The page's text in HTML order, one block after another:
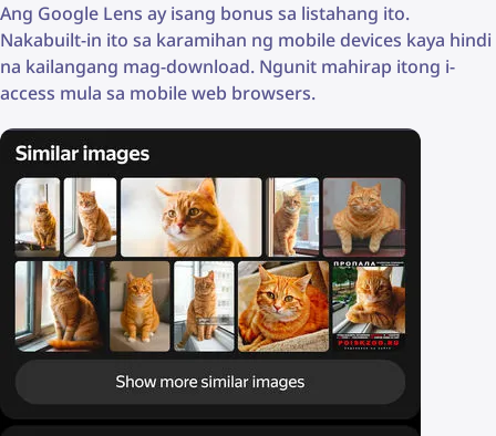
Ang Google Lens ay isang bonus sa listahang ito.
Nakabuilt-in ito sa karamihan ng mobile devices kaya hindi
na kailangang mag-download. Ngunit mahirap itong i-
access mula sa mobile web browsers.